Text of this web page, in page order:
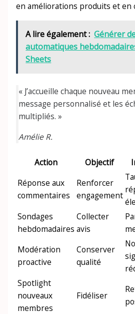
en améliorations produits et en
A lire également : Générer
automatiques
Sheets
« J’accueille chaque nouveau
message personnalisé et les
multipliés. »
Amélie R.
Action Objectif
Réponse aux
commentaires
Renforcer
engagement
Sondages
hebdomadaires
Collecter
avis
Modération
proactive
Conserver
qualité
Spotlight
nouveaux
membres
Fidéliser